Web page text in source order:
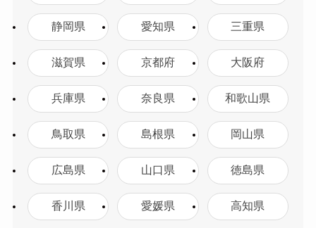
静岡県 愛知県 三重県
滋賀県 京都府 大阪府
兵庫県 奈良県 和歌山県
鳥取県 島根県 岡山県
広島県 山口県 徳島県
香川県 愛媛県 高知県